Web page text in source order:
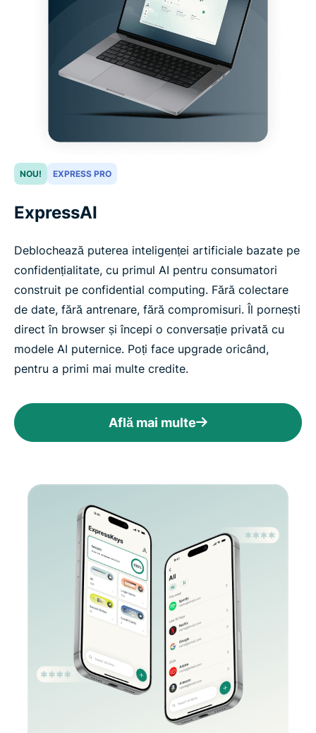
NOU! EXPRESS PRO
ExpressAI
Deblochează puterea inteligenței artificiale bazate pe
confidențialitate, cu primul AI pentru consumatori
construit pe confidential computing. Fără colectare
de date, fără antrenare, fără compromisuri. Îl pornești
direct în browser și începi o conversație privată cu
modele AI puternice. Poți face upgrade oricând,
pentru a primi mai multe credite.
Află mai multe